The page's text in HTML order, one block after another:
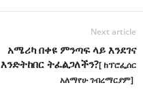
Next article
አሜሪካ በቀዩ ምንጣፍ ላይ እንደገና
እንድትከበር ትፈልጋለችን?[ ከፕሮፌሰር
አለማየሁ ገብረማርያም]